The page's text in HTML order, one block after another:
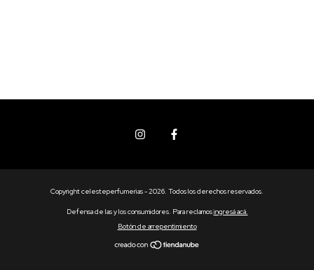
Copyright celesteperfumerias - 2026. Todos los derechos reservados.
Defensa de las y los consumidores. Para reclamosingresá acá.
Botón de arrepentimiento